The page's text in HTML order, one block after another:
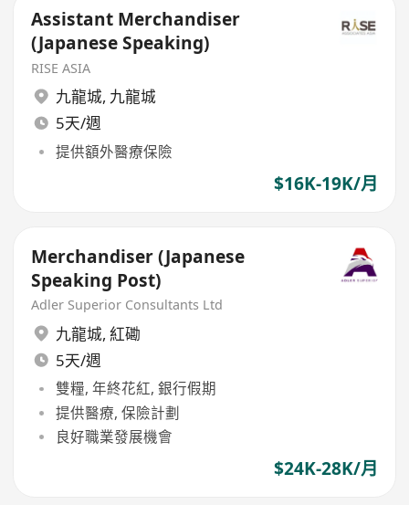
Assistant Merchandiser
(Japanese Speaking)
RISE ASIA
九龍城, 九龍城
5天/週
提供額外醫療保險
$16K-19K/月
Merchandiser (Japanese
Speaking Post)
Adler Superior Consultants Ltd
九龍城, 紅磡
5天/週
雙糧, 年終花紅, 銀行假期
提供醫療, 保險計劃
良好職業發展機會
$24K-28K/月